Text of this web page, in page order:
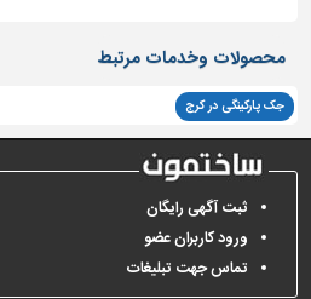
محصولات وخدمات مرتبط
جک پارکینگی در کرج
ثبت آگهی رایگان
ورود کاربران عضو
تماس جهت تبلیغات